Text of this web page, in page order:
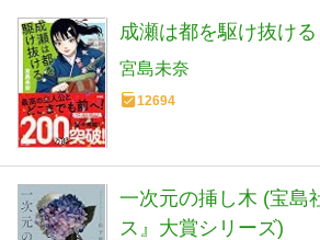
成瀬は都を駆け抜ける
宮島未奈
12694
一次元の挿し木 (宝島
ス』大賞シリーズ)